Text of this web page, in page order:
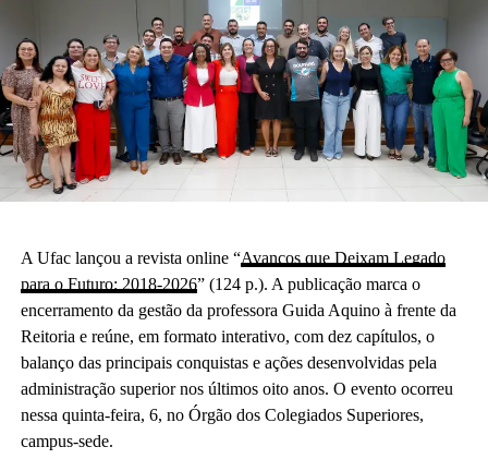
A Ufac lançou a revista online “Avanços que Deixam Legado
para o Futuro: 2018-2026” (124 p.). A publicação marca o
encerramento da gestão da professora Guida Aquino à frente da
Reitoria e reúne, em formato interativo, com dez capítulos, o
balanço das principais conquistas e ações desenvolvidas pela
administração superior nos últimos oito anos. O evento ocorreu
nessa quinta-feira, 6, no Órgão dos Colegiados Superiores,
campus-sede.